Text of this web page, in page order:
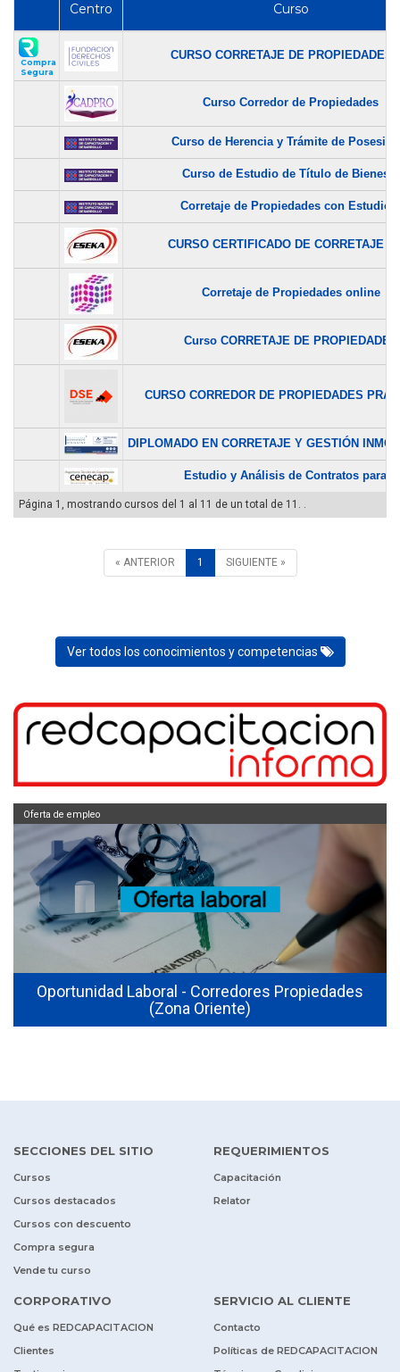
Centro Curso
Compra
Segura
CURSO CORRETAJE DE PROPIEDADES
Curso Corredor de Propiedades
Curso de Herencia y Trámite de
Curso de Estudio de Título de Bienes...
Corretaje de Propiedades con
CURSO CERTIFICADO DE CORRETAJE
Corretaje de Propiedades online
Curso CORRETAJE DE PROPIEDADES
CURSO CORREDOR DE PROPIEDADES
DIPLOMADO EN CORRETAJE Y GESTIÓN
Estudio y Análisis de Contratos para...
Página 1, mostrando cursos del 1 al 11 de un total de 11. .
« ANTERIOR 1 SIGUIENTE »
Ver todos los conocimientos y competencias
Oportunidad Laboral - Corredores Propiedades
(Zona Oriente)
Oferta de empleo
SECCIONES DEL SITIO
Cursos
Cursos destacados
Cursos con descuento
Compra segura
Vende tu curso
REQUERIMIENTOS
Capacitación
Relator
CORPORATIVO
Qué es REDCAPACITACION
Clientes
SERVICIO AL CLIENTE
Contacto
Políticas de REDCAPACITACION